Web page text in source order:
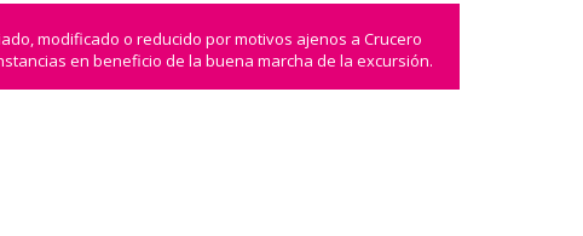
modificado o reducido por motivos ajenos a Crucero
en beneficio de la buena marcha de la excursión.